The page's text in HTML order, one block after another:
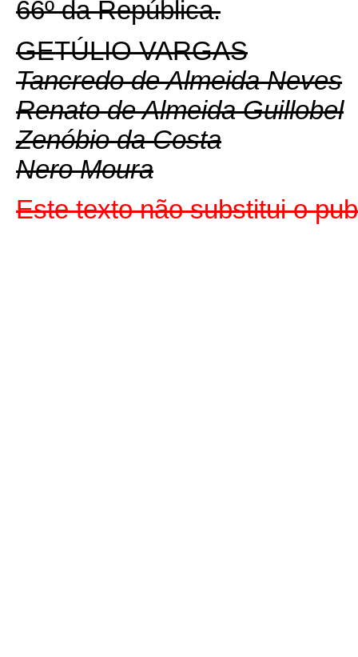
66º da República.
GETÚLIO VARGAS
Tancredo de Almeida Neves
Renato de Almeida Guillobel
Zenóbio da Costa
Nero Moura
Este texto não substitui o